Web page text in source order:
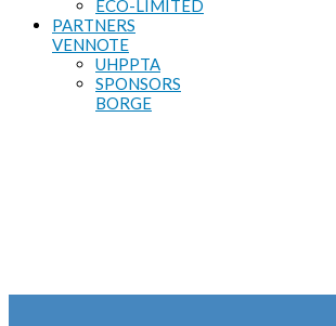
ECO-LIMITED
PARTNERS
VENNOTE
UHPPTA
SPONSORS
BORGE